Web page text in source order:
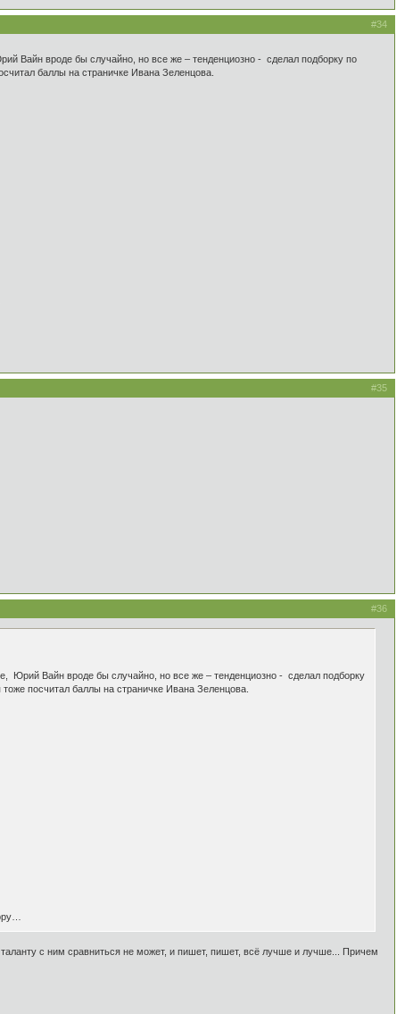
#34
Вайн вроде бы случайно, но все же – тенденциозно - сделал подборку по
баллы на страничке Ивана Зеленцова.
#35
#36
Юрий Вайн вроде бы случайно, но все же – тенденциозно - сделал подборку
посчитал баллы на страничке Ивана Зеленцова.
с ним сравниться не может, и пишет, пишет, всё лучше и лучше... Причем